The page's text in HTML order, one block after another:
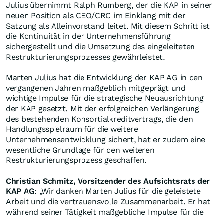
Julius übernimmt Ralph Rumberg, der die KAP in seiner
neuen Position als CEO/CRO im Einklang mit der
Satzung als Alleinvorstand leitet. Mit diesem Schritt ist
die Kontinuität in der Unternehmensführung
sichergestellt und die Umsetzung des eingeleiteten
Restrukturierungsprozesses gewährleistet.
Marten Julius hat die Entwicklung der KAP AG in den
vergangenen Jahren maßgeblich mitgeprägt und
wichtige Impulse für die strategische Neuausrichtung
der KAP gesetzt. Mit der erfolgreichen Verlängerung
des bestehenden Konsortialkreditvertrags, die den
Handlungsspielraum für die weitere
Unternehmensentwicklung sichert, hat er zudem eine
wesentliche Grundlage für den weiteren
Restrukturierungsprozess geschaffen.
Christian Schmitz, Vorsitzender des Aufsichtsrats der
KAP AG: „Wir danken Marten Julius für die geleistete
Arbeit und die vertrauensvolle Zusammenarbeit. Er hat
während seiner Tätigkeit maßgebliche Impulse für die